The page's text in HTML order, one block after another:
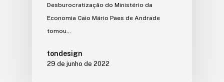
Desburocratização do Ministério da
Economia Caio Mário Paes de Andrade
tomou…
tondesign
29 de junho de 2022